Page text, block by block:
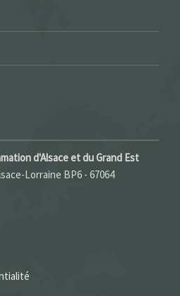
d'Alsace et du Grand Est
Lorraine BP6 - 67064